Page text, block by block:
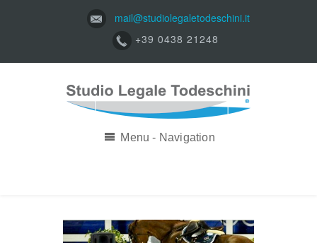
mail@studiolegaletodeschini.it
+39 0438 21248
Menu - Navigation